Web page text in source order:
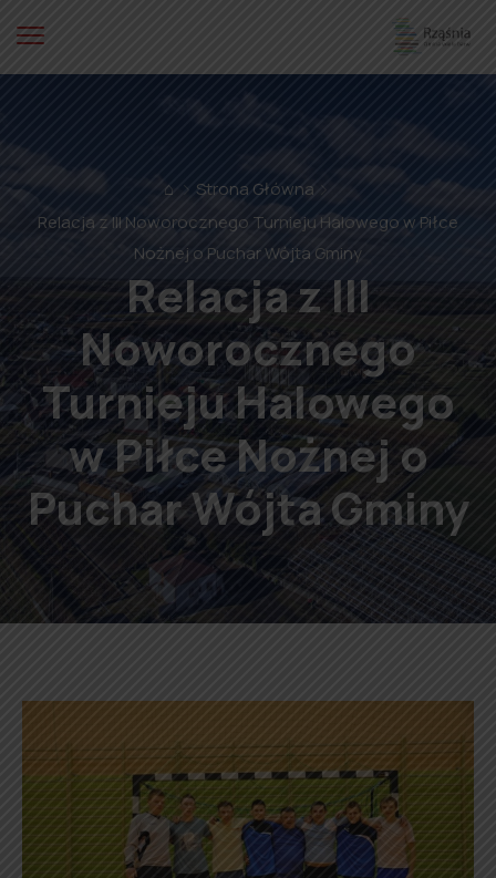
⌂
Strona Główna
Relacja z III Noworocznego Turnieju Halowego w Piłce
Nożnej o Puchar Wójta Gminy
Relacja z III
Noworocznego
Turnieju Halowego
w Piłce Nożnej o
Puchar Wójta Gminy